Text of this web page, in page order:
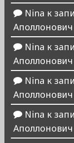
Nina к
Аполлонович
Nina к
Аполлонович
Nina к
Аполлонович
Nina к
Аполлонович